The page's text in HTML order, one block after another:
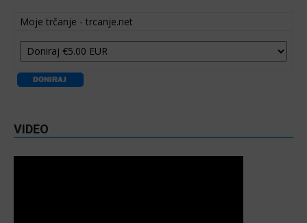
Moje trčanje - trcanje.net
VIDEO